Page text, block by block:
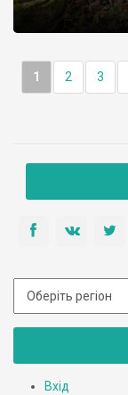
1 2 3
Вхід